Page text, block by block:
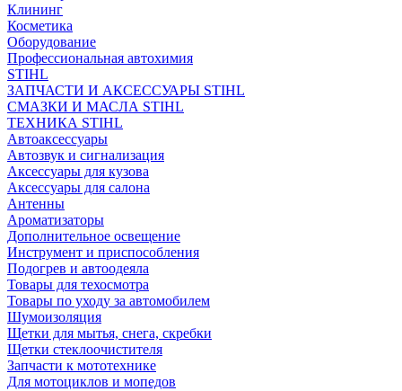
Клининг
Косметика
Оборудование
Профессиональная автохимия
STIHL
ЗАПЧАСТИ И АКСЕССУАРЫ STIHL
СМАЗКИ И МАСЛА STIHL
ТЕХНИКА STIHL
Автоаксессуары
Автозвук и сигнализация
Аксессуары для кузова
Аксессуары для салона
Антенны
Ароматизаторы
Дополнительное освещение
Инструмент и приспособления
Подогрев и автоодеяла
Товары для техосмотра
Товары по уходу за автомобилем
Шумоизоляция
Щетки для мытья, снега, скребки
Щетки стеклоочистителя
Запчасти к мототехнике
Для мотоциклов и мопедов